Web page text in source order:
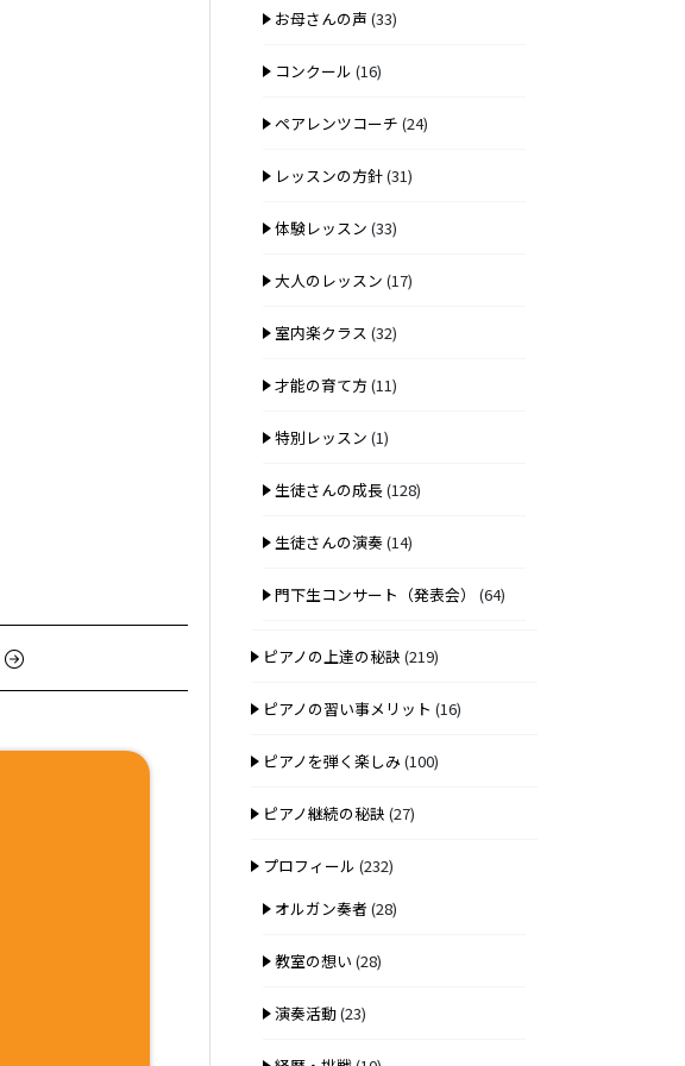
お母さんの声 (33)
コンクール (16)
ペアレンツコーチ (24)
レッスンの方針(31)
体験レッスン (33)
大人のレッスン (17)
室内楽クラス (32)
才能の育て方 (11)
特別レッスン (1)
生徒さんの成長(128)
生徒さんの演奏(14)
門下生コンサート（発表会） (64)
ピアノの上達の秘訣 (219)
ピアノの習い事メリット (16)
ピアノを弾く楽しみ(100)
ピアノ継続の秘訣 (27)
プロフィール (232)
オルガン奏者 (28)
教室の想い (28)
演奏活動(23)